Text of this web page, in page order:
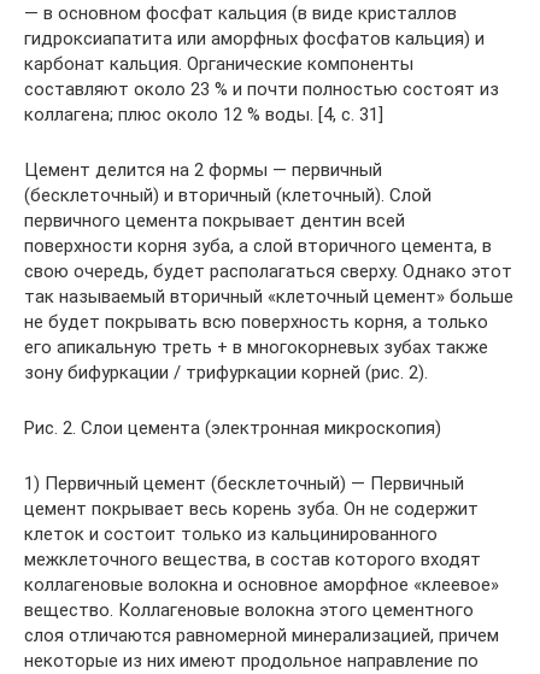
— в основном фосфат кальция (в виде кристаллов
гидроксиапатита или аморфных фосфатов кальция) и
карбонат кальция. Органические компоненты
составляют около 23 % и почти полностью состоят из
коллагена; плюс около 12 % воды. [4, c. 31]
Цемент делится на 2 формы — первичный
(бесклеточный) и вторичный (клеточный). Слой
первичного цемента покрывает дентин всей
поверхности корня зуба, а слой вторичного цемента, в
свою очередь, будет располагаться сверху. Однако этот
так называемый вторичный «клеточный цемент» больше
не будет покрывать всю поверхность корня, а только
его апикальную треть + в многокорневых зубах также
зону бифуркации / трифуркации корней (рис. 2).
Рис. 2. Слои цемента (электронная микроскопия)
1) Первичный цемент (бесклеточный) — Первичный
цемент покрывает весь корень зуба. Он не содержит
клеток и состоит только из кальцинированного
межклеточного вещества, в состав которого входят
коллагеновые волокна и основное аморфное «клеевое»
вещество. Коллагеновые волокна этого цементного
слоя отличаются равномерной минерализацией, причем
некоторые из них имеют продольное направление по